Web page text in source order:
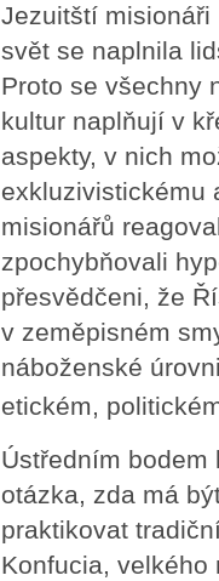
Jezuitští
svět se naplnila
Proto se všechny
kultur naplňují v
aspekty, v nich
exkluzivistickému
misionářů
zpochybňovali
přesvědčeni, že
v zeměpisném
náboženské
etickém,
Ústředním
otázka, zda má
praktikovat
Konfucia, velkého